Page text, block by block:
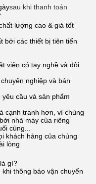
sau khi thanh toán
lượng cao & giá tốt
bởi các thiết bị tiên tiến
viên có tay nghề và đội
nghiệp và bán
cầu và sản phẩm
cạnh tranh hơn, vì chúng
nhà máy của riêng
cùng...
khách hàng của chúng
lòng
gì?
thông báo vận chuyển